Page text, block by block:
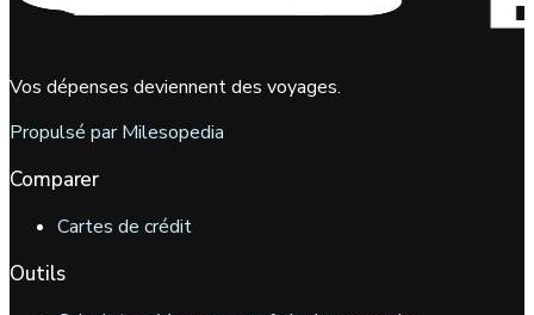
Vos dépenses deviennent des voyages.
Propulsé par Milesopedia
Comparer
Cartes de crédit
Outils